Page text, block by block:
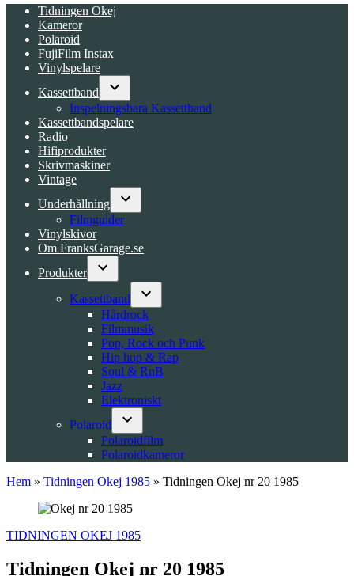
Tidningen Okej
Kameror
Polaroid
FujiFilm Instax
Vinylspelare
Kassettband
Open
dropdown
menu
Inspelningsbara Kassettband
Kassettbandspelare
Radio
Hifiprodukter
Skrivmaskiner
Vintage
Underhållning
Open
Filmguider
Vinylskivor
Om FranksGarage.se
Produkter
Open
dropdown
menu
Kassettband
Open
dropdown
menu
Hårdrock
Filmmusik
Pop, Rock och Punk
Hip hop & Rap
Soul & RnB
Jazz
Elektroniskt
Polaroid
Open
dropdown
menu
Polaroidfilm
Polaroidkameror
Hem » Tidningen Okej 1985 » Tidningen Okej nr 20 1985
POSTED
TIDNINGEN OKEJ 1985
Tidningen Okej nr 20 1985